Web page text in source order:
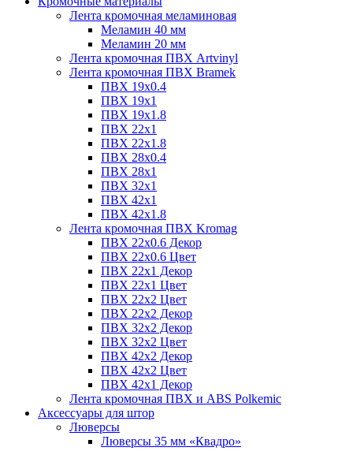
Лента кромочная меламиновая
Меламин 40 мм
Меламин 20 мм
Лента кромочная ПВХ Artvinyl
Лента кромочная ПВХ Bramek
ПВХ 19x0.4
ПВХ 19х1
ПВХ 19х1.8
ПВХ 22х1
ПВХ 22х1.8
ПВХ 28х0.4
ПВХ 28х1
ПВХ 32x1
ПВХ 42х1
ПВХ 42х1.8
Лента кромочная ПВХ Kromag
ПВХ 22x0.6 Декор
ПВХ 22x0.6 Цвет
ПВХ 22x1 Декор
ПВХ 22x1 Цвет
ПВХ 22x2 Цвет
ПВХ 22x2 Декор
ПВХ 32x2 Декор
ПВХ 32x2 Цвет
ПВХ 42x2 Декор
ПВХ 42x2 Цвет
ПВХ 42x1 Декор
Лента кромочная ПВХ и ABS Polkemic
Аксессуары для штор
Люверсы
Люверсы 35 мм «Квадро»